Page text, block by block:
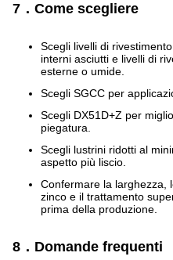
7．Come scegliere
Scegli livelli di
interni asciutti e livelli di
esterne o umide.
Scegli SGCC per
Scegli DX51D+Z per
piegatura.
Scegli lustrini ridotti al
aspetto più liscio.
Confermare la larghezza,
zinco e il trattamento
prima della produzione.
8．Domande frequenti